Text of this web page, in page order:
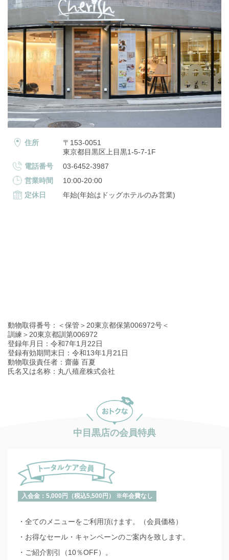
住所
〒153-0051
東京都目黒区上目黒1-5-7-1F
電話番号
03-6452-3987
営業時間
10:00-20:00
定休日
年始(年始はドッグホテルのみ営業)
動物取得番号：＜保管＞20東京都保第006972号＜
訓練＞20東京都訓第006972
登録年月日：令和7年1月22日
登録有効期間末日：令和13年1月21日
動物取扱責任者：齋藤 百夏
氏名又は名称：丸八殖産株式会社
中目黒店の会員特典
入会金：5,000円（税込5,500円） ※年会費なし
・全てのメニューをご利用頂けます。（会員価格）
・お得なセール・キャンペーンのご案内を致します。
・ご紹介割引（10％OFF）。